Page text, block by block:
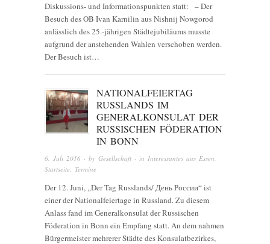
Diskussions- und Informationspunkten statt: – Der
Besuch des OB Ivan Karnilin aus Nishnij Nowgorod
anlässlich des 25.-jährigen Städtejubiläums musste
aufgrund der anstehenden Wahlen verschoben werden.
Der Besuch ist…
NATIONALFEIERTAG
RUSSLANDS IM
GENERALKONSULAT DER
RUSSISCHEN FÖDERATION
IN BONN
6. Juli 2016 · by Gesellschaft · in Interessantes aus Essen
Startseite Termine
Der 12. Juni, „Der Tag Russlands/ День России“ ist
einer der Nationalfeiertage in Russland. Zu diesem
Anlass fand im Generalkonsulat der Russischen
Föderation in Bonn ein Empfang statt. An dem nahmen
Bürgermeister mehrerer Städte des Konsulatbezirkes,